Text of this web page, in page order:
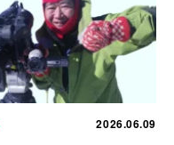
2026.06.09